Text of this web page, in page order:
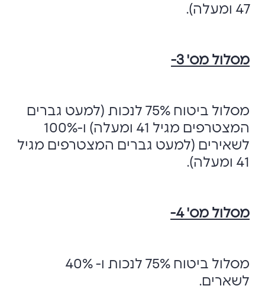
47 ומעלה).
מסלול מס' 3-
מסלול ביטוח 75% לנכות (למעט גברים
המצטרפים מגיל 41 ומעלה) ו-100%
לשאירים (למעט גברים המצטרפים מגיל
41 ומעלה).
מסלול מס' 4-
מסלול ביטוח 75% לנכות ו- 40%
לשארים.